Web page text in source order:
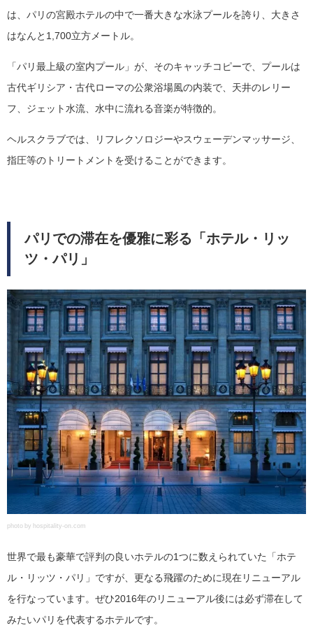
は、パリの宮殿ホテルの中で一番大きな水泳プールを誇り、大きさ
はなんと1,700立方メートル。
「パリ最上級の室内プール」が、そのキャッチコピーで、プールは
古代ギリシア・古代ローマの公衆浴場風の内装で、天井のレリー
フ、ジェット水流、水中に流れる音楽が特徴的。
ヘルスクラブでは、リフレクソロジーやスウェーデンマッサージ、
指圧等のトリートメントを受けることができます。
パリでの滞在を優雅に彩る「ホテル・リッ
ツ・パリ」
photo by hospitality-on.com
世界で最も豪華で評判の良いホテルの1つに数えられていた「ホテ
ル・リッツ・パリ」ですが、更なる飛躍のために現在リニューアル
を行なっています。ぜひ2016年のリニューアル後には必ず滞在して
みたいパリを代表するホテルです。